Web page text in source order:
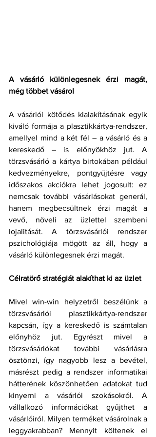
A vásárló különlegesnek érzi magát,
még többet vásárol
A vásárlói kötődés kialakításának egyik
kiváló formája a plasztikkártya-rendszer,
amellyel mind a két fél – a vásárló és a
kereskedő – is előnyökhöz jut. A
törzsvásárló a kártya birtokában például
kedvezményekre, pontgyűjtésre vagy
időszakos akciókra lehet jogosult: ez
nemcsak további vásárlásokat generál,
hanem megbecsültnek érzi magát a
vevő, növeli az üzlettel szembeni
lojalitását. A törzsvásárlói rendszer
pszichológiája mögött az áll, hogy a
vásárló különlegesnek érzi magát.
Célratörő stratégiát alakíthat ki az üzlet
Mivel win-win helyzetről beszélünk a
törzsvásárlói plasztikkártya-rendszer
kapcsán, így a kereskedő is számtalan
előnyhöz jut. Egyrészt mivel a
törzsvásárlókat további vásárlásra
ösztönzi, így nagyobb lesz a bevétel,
másrészt pedig a rendszer informatikai
hátterének köszönhetően adatokat tud
kinyerni a vásárlói szokásokról. A
vállalkozó információkat gyűjthet a
vásárlóiról. Milyen terméket vásárolnak a
leggyakrabban? Mennyit költenek el